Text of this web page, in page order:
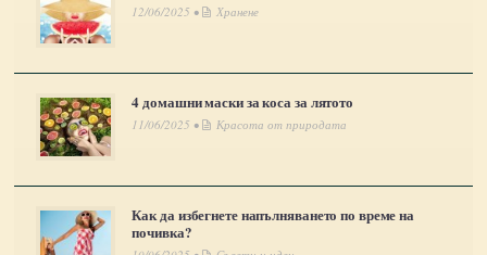
12/06/2025 • Хранене
4 домашни маски за коса за лятото
11/06/2025 • Красота от природата
Как да избегнете напълняването по време на
почивка?